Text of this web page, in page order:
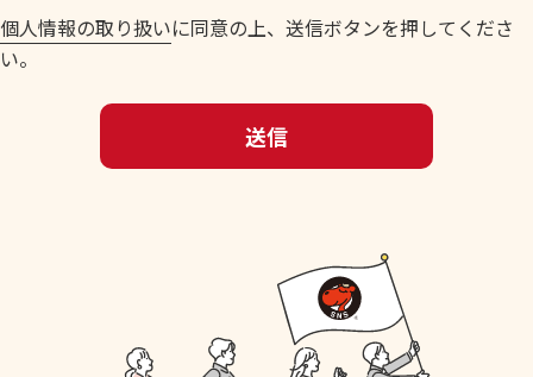
い
。
個人情報の取り扱いに同意の上、送信ボタンを押してくださ
い。